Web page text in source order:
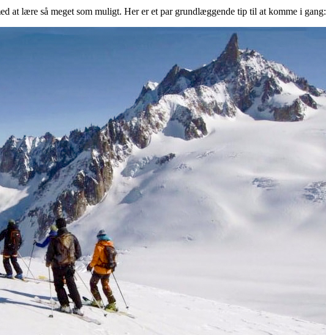
at lære så meget som muligt. Her er et par grundlæggende tip til at komme i gang: